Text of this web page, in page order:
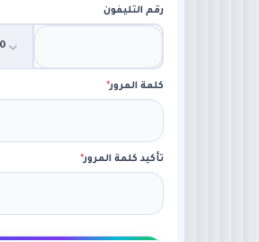
رقم التليفون
كلمة المرور*
تأكيد كلمة المرور*